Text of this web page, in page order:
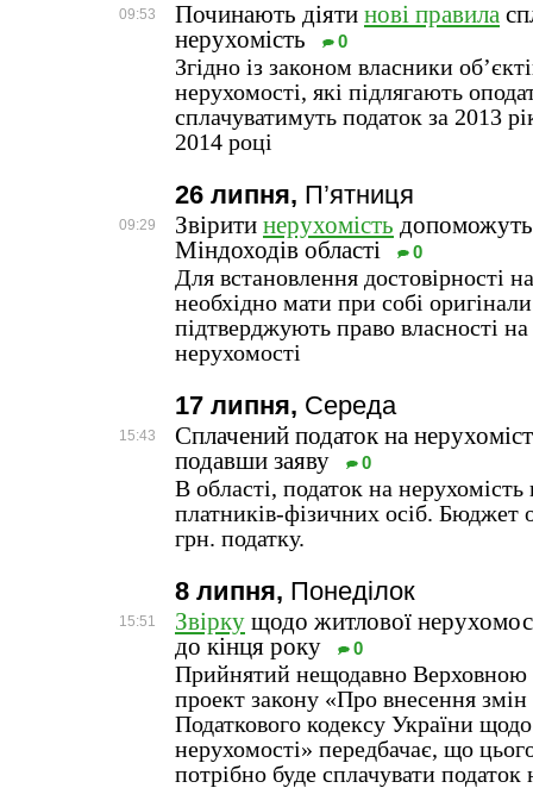
09:53 Починають діяти нові правила
нерухомість
0
Згідно із законом власники
нерухомості, які підлягають
сплачуватимуть податок за 2013
2014 році
26 липня, П’ятниця
09:29 Звірити нерухомість
Міндоходів області
0
Для встановлення достовірності
необхідно мати при собі
підтверджують право власності
нерухомості
17 липня, Середа
15:43
Сплачений податок на
подавши заяву
0
В області, податок на
платників-фізичних осіб. Бюджет
грн. податку.
8 липня, Понеділок
15:51 Звірку щодо житлової
до кінця року
0
Прийнятий нещодавно Верховною
проект закону «Про внесення змін
Податкового кодексу України
нерухомості» передбачає, що
потрібно буде сплачувати податок